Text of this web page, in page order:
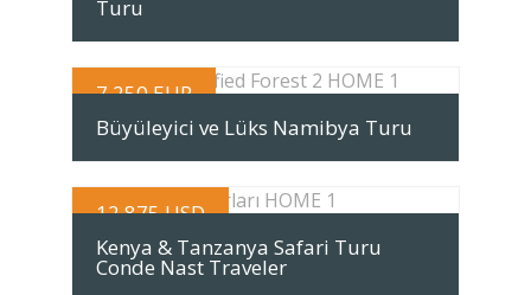
Turu
7.250 EUR
TUR DETAYI
Büyüleyici ve Lüks Namibya Turu
12.875 USDTUR DETAYI
Kenya & Tanzanya Safari Turu
Conde Nast Traveler